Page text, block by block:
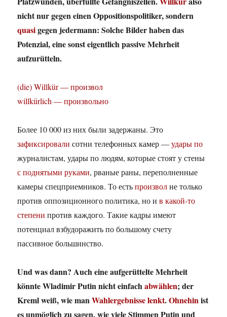
nicht nur gegen einen Oppositionspolitiker, sondern
quasigegen jedermann: Solche Bilder haben das
Potenzial, eine sonst eigentlich passive Mehrheit
aufzurütteln.
(die) Willkür — произвол
willkürlich — произвольно
Более 10 000 из них были задержаны. Это
зафиксировалисотни телефонных камер —удары по
журналистам, удары по людям, которые стоят у стены
с поднятыми руками, рваные раны, переполненные
камеры спецприемников. То естьпроизволне только
против оппозиционного политика, но ив какой-то
степени против каждого. Такие кадры имеют
потенциал взбудоражить по большому счету
пассивное большинство.
Und was dann? Auch eine aufgerüttelte Mehrheit
könnte Wladimir Putin nicht einfachabwählen; der
Kreml weiß, wie manWahlergebnisse lenkt.Ohnehinist
es unmöglich zu sagen, wie viele Stimmen Putin und